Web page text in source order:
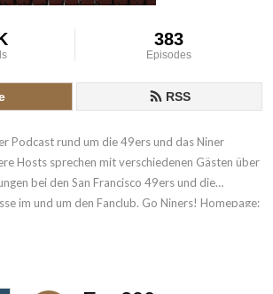
383
Episodes
RSS
Podcast rund um die 49ers und das Niner
Hosts sprechen mit verschiedenen Gästen über
bei den San Francisco 49ers und die
im und um den Fanclub. Go Niners! Homepage: